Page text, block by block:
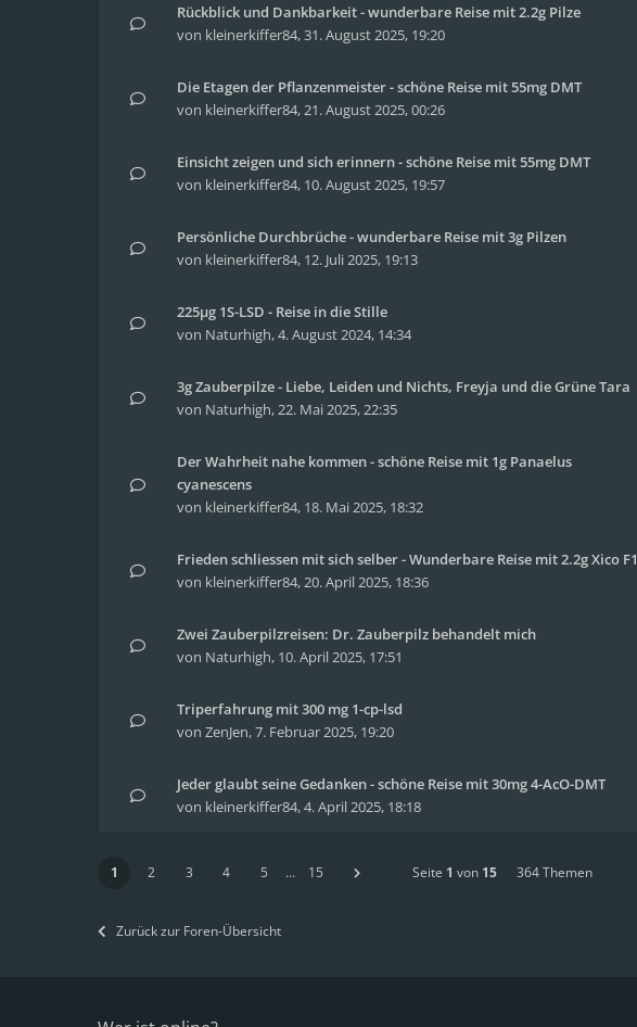
Rückblick und Dankbarkeit - wunderbare Reise mit 2.2g Pilze
von kleinerkiffer84,31. August 2025, 19:20
Die Etagen der Pflanzenmeister - schöne Reise mit 55mg DMT
von kleinerkiffer84,21. August 2025, 00:26
Einsicht zeigen und sich erinnern - schöne Reise mit 55mg DMT
von kleinerkiffer84, 10. August 2025, 19:57
Persönliche Durchbrüche - wunderbare Reise mit 3g Pilzen
von kleinerkiffer84, 12. Juli 2025, 19:13
225µg 1S-LSD - Reise in die Stille
von Naturhigh,4. August 2024, 14:34
3g Zauberpilze - Liebe, Leiden und Nichts, Freyja und die Grüne Tara
von Naturhigh,22. Mai 2025, 22:35
Der Wahrheit nahe kommen - schöne Reise mit 1g Panaelus
cyanescens
von kleinerkiffer84, 18. Mai 2025, 18:32
Frieden schliessen mit sich selber - Wunderbare Reise mit 2.2g Xico F1
von kleinerkiffer84,20. April 2025, 18:36
Zwei Zauberpilzreisen: Dr. Zauberpilz behandelt mich
von Naturhigh, 10. April 2025, 17:51
Triperfahrung mit 300 mg 1-cp-lsd
von ZenJen,7. Februar 2025, 19:20
Jeder glaubt seine Gedanken - schöne Reise mit 30mg 4-AcO-DMT
von kleinerkiffer84,4. April 2025, 18:18
1 2 3 4 5 … 15 Seite 1 von 15 364 Themen
Zurück zur Foren-Übersicht